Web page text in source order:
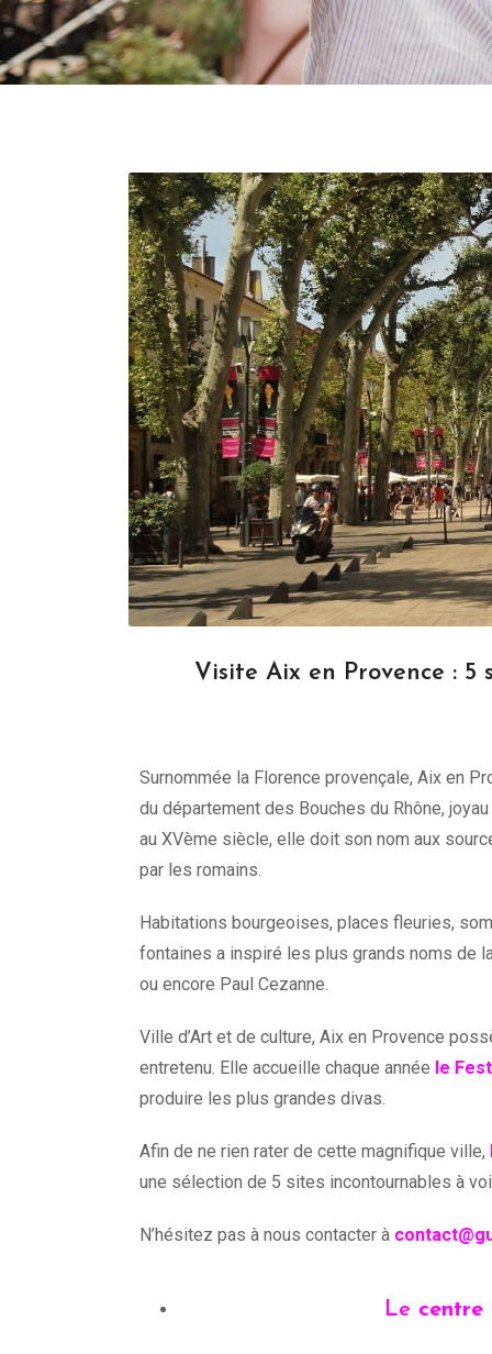
Visite Aix en Provence :
Surnommée la Florence provençale, Aix en
du département des Bouches du Rhône,
au XVème siècle, elle doit son nom aux
par les romains.
Habitations bourgeoises, places fleuries,
fontaines a inspiré les plus grands noms de
ou encore Paul Cezanne.
Ville d’Art et de culture, Aix en Provence
entretenu. Elle accueille chaque année le
produire les plus grandes divas.
Afin de ne rien rater de cette magnifique ville,
une sélection de 5 sites incontournables à
N’hésitez pas à nous contacter à
Le centre